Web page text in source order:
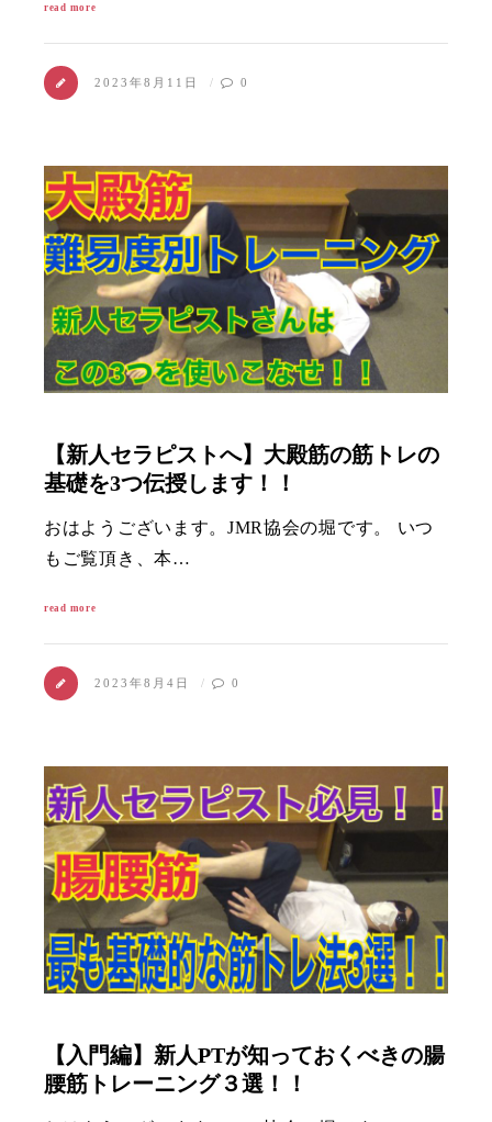
read more
2023年8月11日 0
【新人セラピストへ】大殿筋の筋トレの
基礎を3つ伝授します！！
おはようございます。JMR協会の堀です。 いつ
もご覧頂き、本…
read more
2023年8月4日 0
【入門編】新人PTが知っておくべきの腸
腰筋トレーニング３選！！